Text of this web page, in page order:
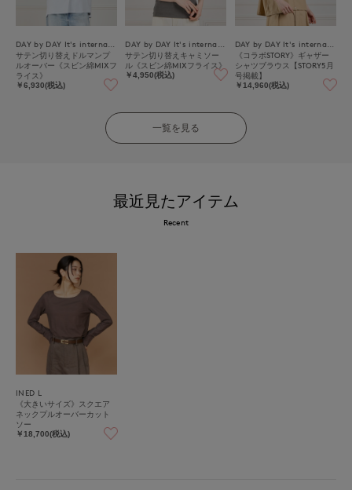
サテン切り替えドルマンプ
ルオーバー《スビン綿MIXフ
ライス》
￥6,930(税込)
サテン切り替えキャミソー
ル《スビン綿MIXフライス》
￥4,950(税込)
《コラボSTORY》ギャザー
シャツブラウス【STORY5月
号掲載】
￥14,960(税込)
一覧を見る
最近見たアイテム
Recent
INED L
《大きいサイズ》スクエア
ネックプルオーバーカット
ソー
￥18,700(税込)